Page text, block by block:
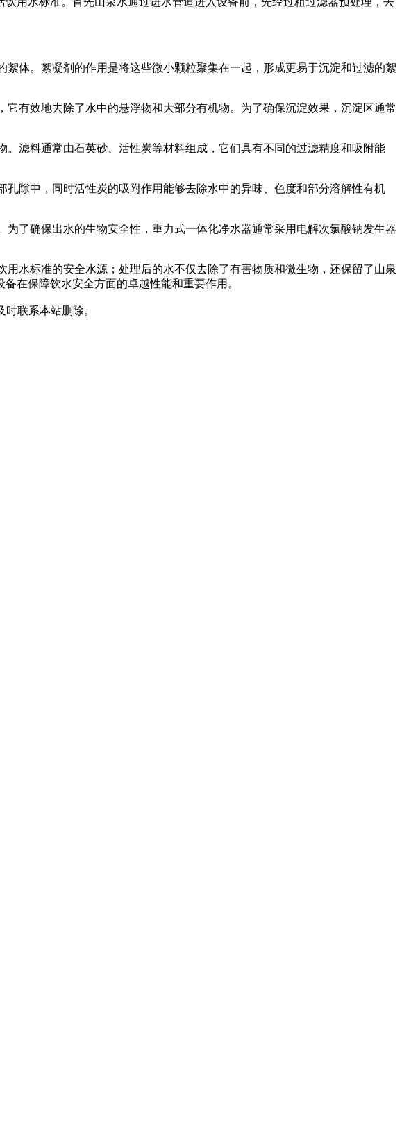
体。絮凝剂的作用是将这些微小颗粒聚集在一起，形成更易于沉淀和过滤的絮
有效地去除了水中的悬浮物和大部分有机物。为了确保沉淀效果，沉淀区通常
滤料通常由石英砂、活性炭等材料组成，它们具有不同的过滤精度和吸附能
隙中，同时活性炭的吸附作用能够去除水中的异味、色度和部分溶解性有机
了确保出水的生物安全性，重力式一体化净水器通常采用电解次氯酸钠发生器
水标准的安全水源；处理后的水不仅去除了有害物质和微生物，还保留了山泉
在保障饮水安全方面的卓越性能和重要作用。
联系本站删除。